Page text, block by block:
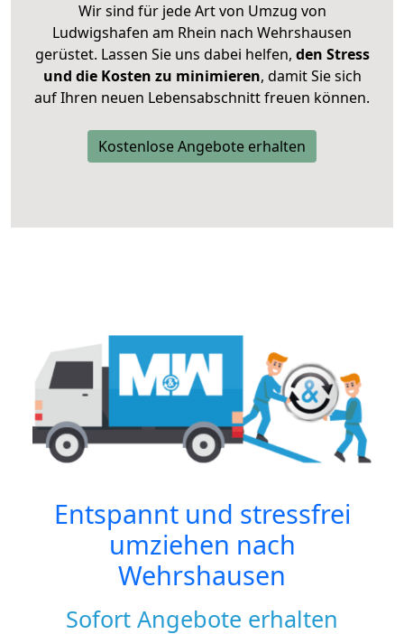
Wir sind für jede Art von Umzug von
Ludwigshafen am Rhein nach Wehrshausen
gerüstet. Lassen Sie uns dabei helfen, den Stress
und die Kosten zu minimieren, damit Sie sich
auf Ihren neuen Lebensabschnitt freuen können.
Kostenlose Angebote erhalten
Entspannt und stressfrei
umziehen nach
Wehrshausen
Sofort Angebote erhalten